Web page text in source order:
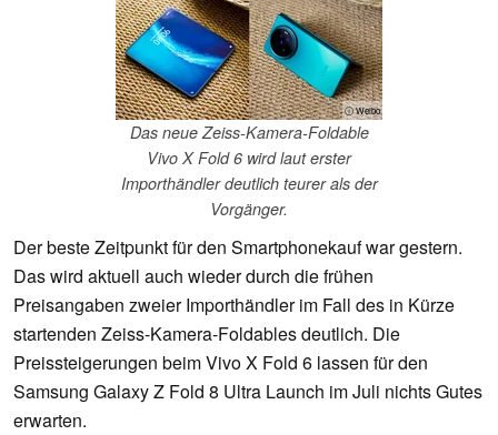
ⓘ Weibo
Das neue Zeiss-Kamera-Foldable
Vivo X Fold 6 wird laut erster
Importhändler deutlich teurer als der
Vorgänger.
Der beste Zeitpunkt für den Smartphonekauf war gestern.
Das wird aktuell auch wieder durch die frühen
Preisangaben zweier Importhändler im Fall des in Kürze
startenden Zeiss-Kamera-Foldables deutlich. Die
Preissteigerungen beim Vivo X Fold 6 lassen für den
Samsung Galaxy Z Fold 8 Ultra Launch im Juli nichts Gutes
erwarten.